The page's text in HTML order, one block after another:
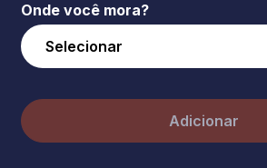
Onde você mora?
Adicionar